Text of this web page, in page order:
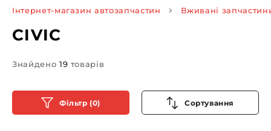
Інтернет-магазин автозапчастин Вживані
CIVIC
Знайдено 19 товарів
Фільтр (0) Сортування